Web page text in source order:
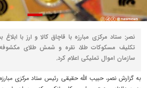
نصر: ستاد مرکزی مبارزه با قاچاق کالا و ارز با
تکلیف مسکوکات طلا، نقره و شمش طلای
سازمان اموال تملیکی اعلام کرد.
به گزارش نصر، حبیب الله حقیقی رئیس ستاد مرکزی مبارزه